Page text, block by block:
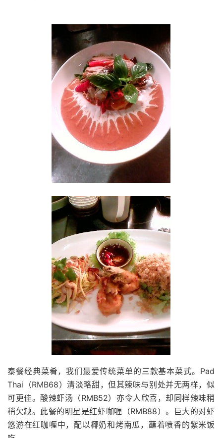
泰餐经典菜肴，我们最爱传统菜单的三款基本菜式。Pad
Thai（RMB68）清淡略甜，但其辣味与别处并无两样，似
可更佳。酸辣虾汤（RMB52）亦令人欣喜，却同样辣味稍
稍欠缺。此餐的明星是红虾咖喱（RMB88）。巨大的对虾
悠游在红咖喱中，配以椰奶和烤南瓜，蘸着喷香的紫米饭